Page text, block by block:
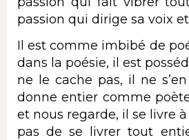
passion qui dirige sa voix
Il est comme imbibé de
dans la poésie, il est
ne le cache pas, il ne
donne entier comme
et nous regarde, il se livre
pas de se livrer tout